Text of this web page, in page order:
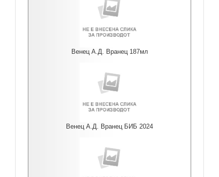
Венец А.Д. Вранец 187мл
Венец А.Д. Вранец БИБ 2024